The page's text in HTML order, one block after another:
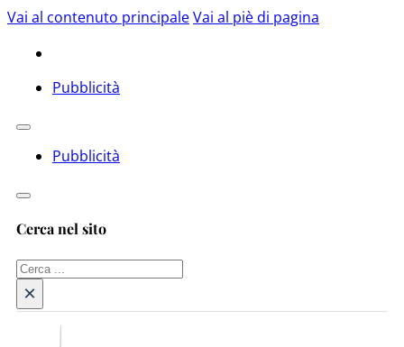
Vai al contenuto principaleVai al piè di pagina
Pubblicità
Pubblicità
Cerca nel sito
Cerca
×